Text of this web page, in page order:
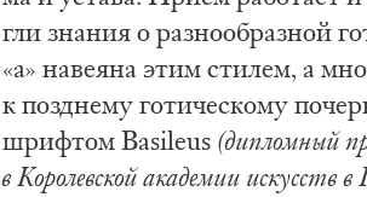
гли зна­ния о раз­но­об­раз­ной
«а» на­ве­я­на этим сти­лем, а
к позд­не­му го­ти­че­ско­му
шриф­том Basileus (ди­плом­ный
в Ко­ро­лев­ской ака­де­мии ис­кусств